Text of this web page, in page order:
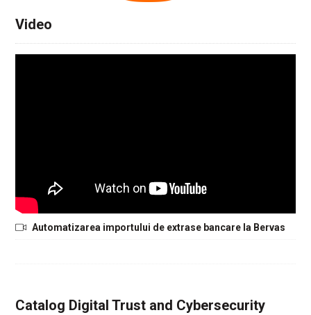
Video
Automatizarea importului de extrase bancare la Bervas
Catalog Digital Trust and Cybersecurity